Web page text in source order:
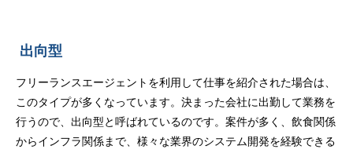
出向型
フリーランスエージェントを利用して仕事を紹介された場合は、
このタイプが多くなっています。決まった会社に出勤して業務を
行うので、出向型と呼ばれているのです。案件が多く、飲食関係
からインフラ関係まで、様々な業界のシステム開発を経験できる